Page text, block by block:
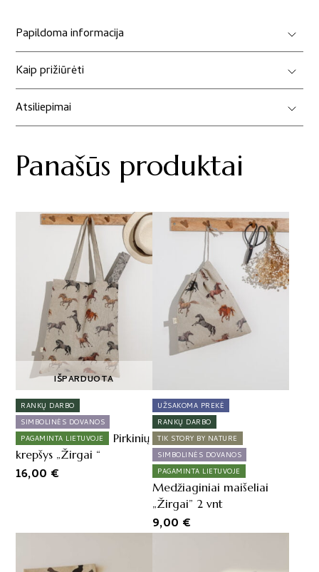
Papildoma informacija
Kaip prižiūrėti
Atsiliepimai
Panašūs produktai
RANKŲ DARBO
SIMBOLINĖS DOVANOS
PAGAMINTA LIETUVOJE
Pirkinių
krepšys „Žirgai “
16,00 €
IŠPARDUOTA
UŽSAKOMA PREKĖ
RANKŲ DARBO
TIK STORY BY NATURE
SIMBOLINĖS DOVANOS
PAGAMINTA LIETUVOJE
Medžiaginiai maišeliai
„Žirgai” 2 vnt
9,00 €